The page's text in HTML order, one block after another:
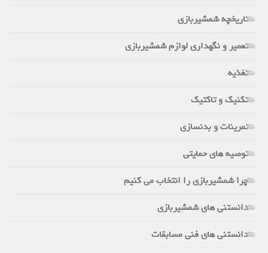
تاریخچه شمشیربازی
تعمیر و نگهداری لوازم شمشیربازی
تغذیه
تکنیک و تاکتیک
تمرینات و بدنسازی
توصیه های حمایتی
چرا شمشیربازی را انتخاب می کنیم
دانستنی های شمشیربازی
دانستنی های فنی مسابقات